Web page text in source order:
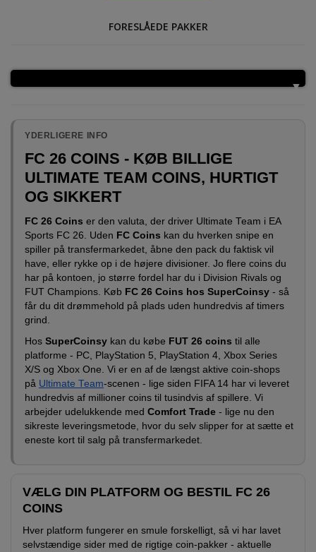
FORESLÅEDE PAKKER
YDERLIGERE INFO
FC 26 COINS - KØB BILLIGE
ULTIMATE TEAM COINS, HURTIGT
OG SIKKERT
FC 26 Coins er den valuta, der driver Ultimate Team i EA
Sports FC 26. Uden FC Coins kan du hverken snipe en
spiller på transfermarkedet, åbne den pack du faktisk vil
have, eller rykke op i de højere divisioner. Jo flere coins du
har på kontoen, jo større fordel har du i Division Rivals og
FUT Champions. Køb FC 26 Coins hos SuperCoinsy - så
får du dit drømmehold på plads uden hundredvis af timers
grind.
Hos SuperCoinsy kan du købe FUT 26 coins til alle
platforme - PC, PlayStation 5, PlayStation 4, Xbox Series
X/S og Xbox One. Vi er en af de længst aktive coin-shops
på Ultimate Team-scenen - lige siden FIFA 14 har vi leveret
hundredvis af millioner coins til tusindvis af spillere. Vi
arbejder udelukkende med Comfort Trade - lige nu den
sikreste leveringsmetode, hvor du selv slipper for at sætte et
eneste kort til salg på transfermarkedet.
VÆLG DIN PLATFORM OG BESTIL FC 26
COINS
Hver platform fungerer en smule forskelligt, så vi har lavet
selvstændige sider med de rigtige coin-pakker - aktuelle